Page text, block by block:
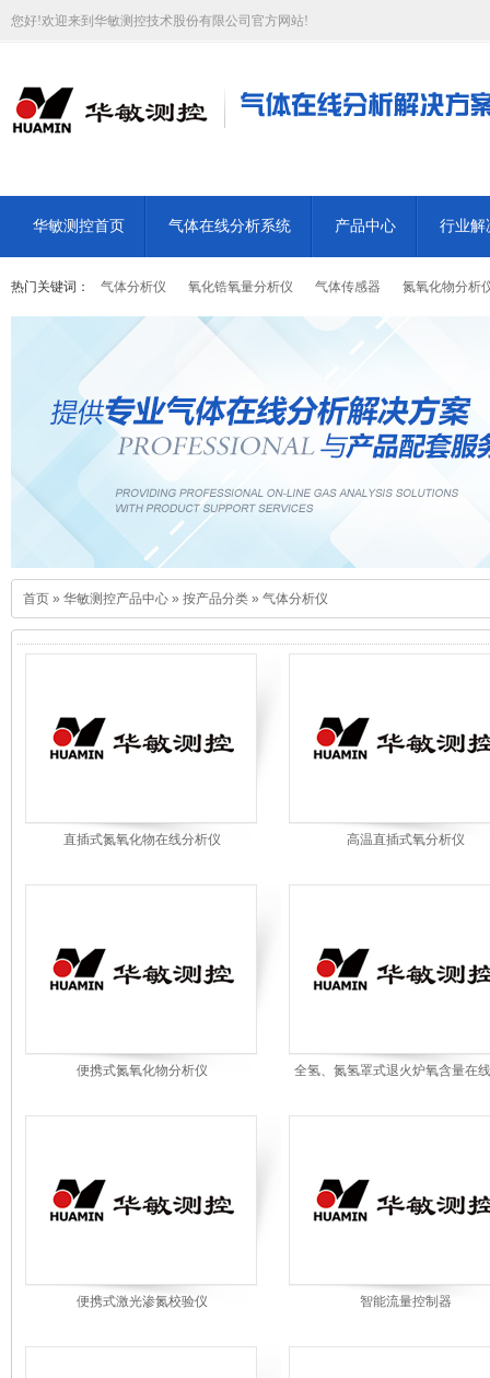
您好!欢迎来到华敏测控技术股份有限公司官方网站!
华敏测控首页 气体在线分析系统 产品中心 行业解
热门关键词： 气体分析仪 氧化锆氧量分析仪 气体传感器 氮氧化物分析
首页 » 华敏测控产品中心 » 按产品分类 » 气体分析仪
直插式氮氧化物在线分析仪 高温直插式氧分析仪
便携式氮氧化物分析仪 全氢、氮氢罩式退火炉氧含量在
便携式激光渗氮校验仪 智能流量控制器